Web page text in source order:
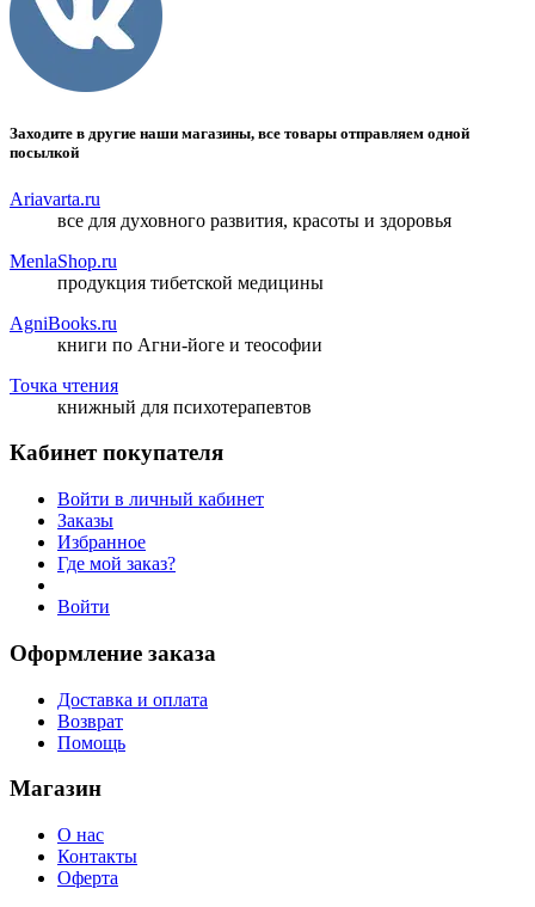
Заходите в другие наши магазины, все товары отправляем одной
посылкой
Ariavarta.ru
все для духовного развития, красоты и здоровья
MenlaShop.ru
продукция тибетской медицины
AgniBooks.ru
книги по Агни-йоге и теософии
Точка чтения
книжный для психотерапевтов
Кабинет покупателя
Войти в личный кабинет
Заказы
Избранное
Где мой заказ?
Войти
Оформление заказа
Доставка и оплата
Возврат
Помощь
Магазин
О нас
Контакты
Оферта